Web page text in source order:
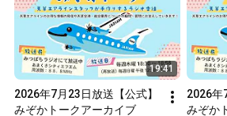
18:58再放送 日曜 12:30～12:58みつばち
▼FMプラプラhttps://fmplapla.com/
草エアライン公式「みぞかトーク」ペ
供 天草空港利用促進協議会編集 みぞ
19:41
2026年7月23日放送【公式】
みぞかトークアーカイブ
2026年
みぞか